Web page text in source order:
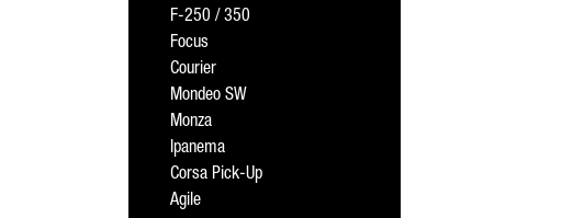
F-250 / 350
Focus
Courier
Mondeo SW
Monza
Ipanema
Corsa Pick-Up
Agile